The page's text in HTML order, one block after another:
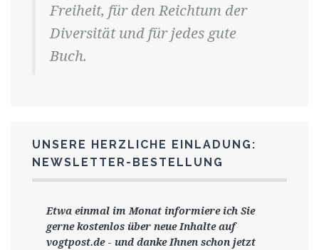
Freiheit, für den Reichtum der
Diversität und für jedes gute
Buch.
UNSERE HERZLICHE EINLADUNG:
NEWSLETTER-BESTELLUNG
Etwa einmal im Monat informiere ich Sie
gernekostenlos über neue Inhalte auf
vogtpost.de- und danke Ihnen schon jetzt